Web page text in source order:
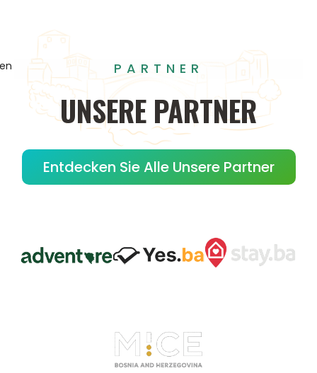
PARTNER
UNSERE PARTNER
Entdecken Sie Alle Unsere Partner